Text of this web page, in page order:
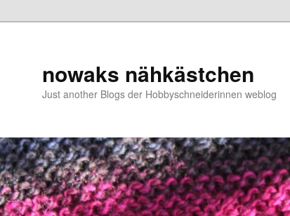
nowaks nähkästchen
Just another Blogs der Hobbyschneiderinnen weblog